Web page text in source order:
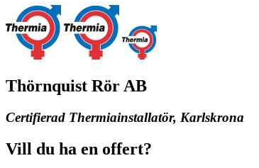
Thörnquist Rör AB
Certifierad Thermiainstallatör, Karlskrona
Vill du ha en offert?